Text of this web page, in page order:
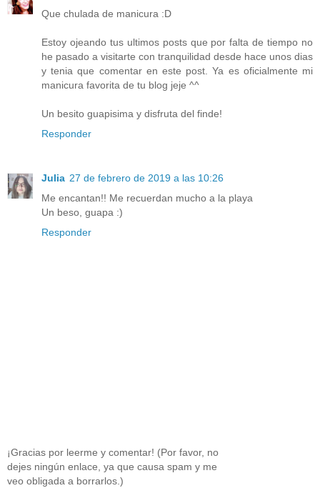
Que chulada de manicura :D
Estoy ojeando tus ultimos posts que por falta de tiempo no
he pasado a visitarte con tranquilidad desde hace unos dias
y tenia que comentar en este post. Ya es oficialmente mi
manicura favorita de tu blog jeje ^^
Un besito guapisima y disfruta del finde!
Responder
Julia 27 de febrero de 2019 a las 10:26
Me encantan!! Me recuerdan mucho a la playa
Un beso, guapa :)
Responder
¡Gracias por leerme y comentar! (Por favor, no
dejes ningún enlace, ya que causa spam y me
veo obligada a borrarlos.)